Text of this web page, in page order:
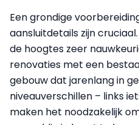
Een grondige
aansluitdetails zijn
de hoogtes zeer
renovaties met een
gebouw dat jarenlang in
niveauverschillen – links
maken het noodzakelijk